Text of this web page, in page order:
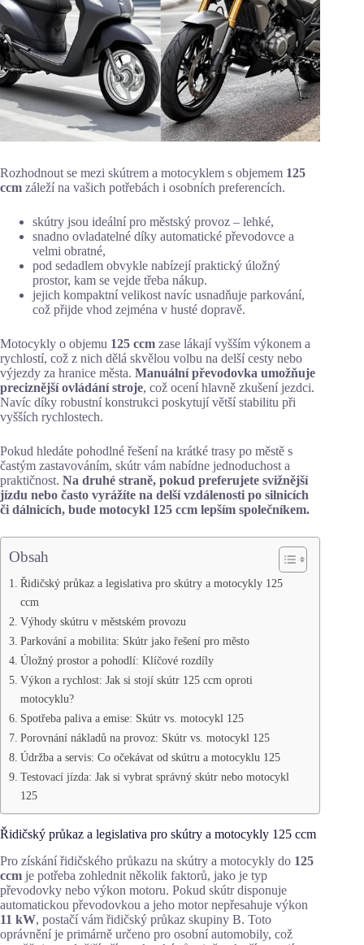
Rozhodnout se mezi skútrem a motocyklem s objemem 125
ccm záleží na vašich potřebách i osobních preferencích.
skútry jsou ideální pro městský provoz – lehké,
snadno ovladatelné díky automatické převodovce a
velmi obratné,
pod sedadlem obvykle nabízejí praktický úložný
prostor, kam se vejde třeba nákup.
jejich kompaktní velikost navíc usnadňuje parkování,
což přijde vhod zejména v husté dopravě.
Motocykly o objemu 125 ccm zase lákají vyšším výkonem a
rychlostí, což z nich dělá skvělou volbu na delší cesty nebo
výjezdy za hranice města. Manuální převodovka umožňuje
preciznější ovládání stroje, což ocení hlavně zkušení jezdci.
Navíc díky robustní konstrukci poskytují větší stabilitu při
vyšších rychlostech.
Pokud hledáte pohodlné řešení na krátké trasy po městě s
častým zastavováním, skútr vám nabídne jednoduchost a
praktičnost. Na druhé straně, pokud preferujete svižnější
jízdu nebo často vyrážíte na delší vzdálenosti po silnicích
či dálnicích, bude motocykl 125 ccm lepším společníkem.
Obsah
Řidičský průkaz a legislativa pro skútry a motocykly 125
ccm
Výhody skútru v městském provozu
Parkování a mobilita: Skútr jako řešení pro město
Úložný prostor a pohodlí: Klíčové rozdíly
Výkon a rychlost: Jak si stojí skútr 125 ccm oproti
motocyklu?
Spotřeba paliva a emise: Skútr vs. motocykl 125
Porovnání nákladů na provoz: Skútr vs. motocykl 125
Údržba a servis: Co očekávat od skútru a motocyklu 125
Testovací jízda: Jak si vybrat správný skútr nebo motocykl
125
Řidičský průkaz a legislativa pro skútry a motocykly 125 ccm
Pro získání řidičského průkazu na skútry a motocykly do 125
ccm je potřeba zohlednit několik faktorů, jako je typ
převodovky nebo výkon motoru. Pokud skútr disponuje
automatickou převodovkou a jeho motor nepřesahuje výkon
11 kW, postačí vám řidičský průkaz skupiny B. Toto
oprávnění je primárně určeno pro osobní automobily, což